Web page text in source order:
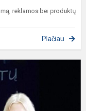
reklamos bei produktų
Plačiau